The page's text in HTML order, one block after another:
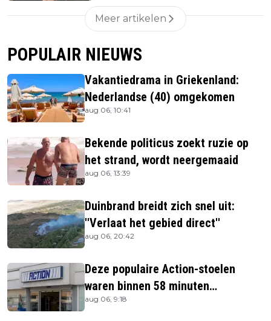
Meer artikelen
POPULAIR NIEUWS
Vakantiedrama in Griekenland:
Nederlandse (40) omgekomen
aug 06, 10:41
Bekende politicus zoekt ruzie op
het strand, wordt neergemaaid
aug 06, 13:39
Duinbrand breidt zich snel uit:
''Verlaat het gebied direct''
aug 06, 20:42
Deze populaire Action-stoelen
waren binnen 58 minuten
uitverkocht zijn vandaag weer te
aug 06, 9:18